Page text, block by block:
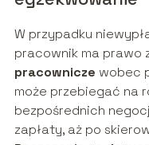
W przypadku
pracownik ma prawo
pracownicze wobec
może przebiegać na
bezpośrednich
zapłaty, aż po